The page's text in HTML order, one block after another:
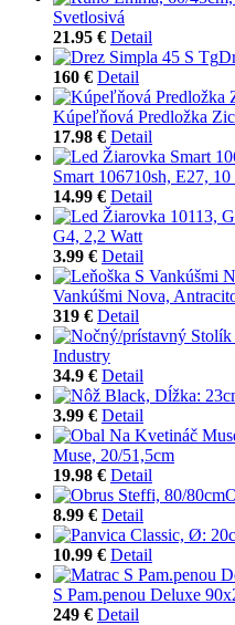
Svetlosivá
21.95 € Detail
160 € Detail
Kúpeľňová Predložka
17.98 € Detail
Smart 106710sh, E27, 10
14.99 € Detail
G4, 2,2 Watt
3.99 € Detail
Vankúšmi Nova,
319 € Detail
Industry
34.9 € Detail
3.99 € Detail
Muse, 20/51,5cm
19.98 € Detail
8.99 € Detail
10.99 € Detail
S Pam.penou Deluxe
249 € Detail